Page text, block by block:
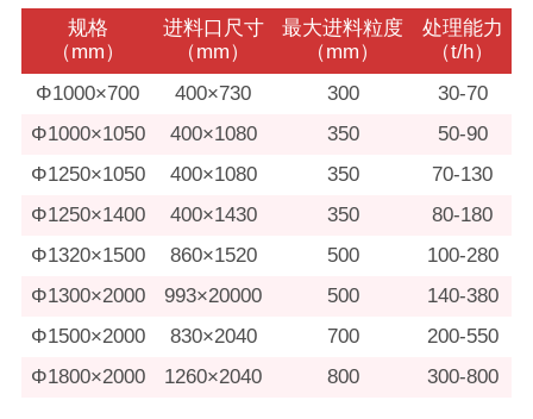
规格
（mm）
进料口尺寸
（mm）
最大进料粒度
（mm）
处理能力
（t/h）
Φ1000×700
400×730 300
30-70
Φ1000×1050
400×1080 350
50-90
Φ1250×1050
400×1080 350
70-130
Φ1250×1400
400×1430 350
80-180
Φ1320×1500
860×1520 500
100-280
Φ1300×2000
993×20000 500
140-380
Φ1500×2000
830×2040 700
200-550
Φ1800×2000
1260×2040 800 300-800